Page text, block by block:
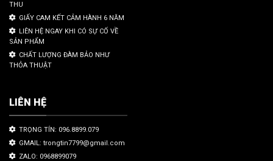
THU
GIẤY CAM KẾT CẢM HÀNH 6 NĂM
LIÊN HỆ NGAY KHI CÓ SỰ CỐ VỀ
SẢN PHẨM
CHẤT LƯỢNG ĐÀM BẢO NHƯ
THỎA THUẬT
LIÊN HỆ
TRỌNG TÍN: 096.8899.079
GMAIL: trongtin7799@gmail.com
ZALO: 0968899079